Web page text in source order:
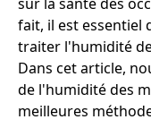
fait, il est essentiel
traiter l'humidité
Dans cet article,
de l'humidité des
meilleures